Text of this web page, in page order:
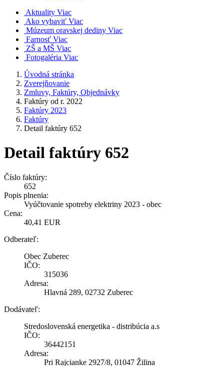
Aktuality Viac
Ako vybaviť Viac
Múzeum oravskej dediny Viac
Farnosť Viac
ZŠ a MŠ Viac
Fotogaléria Viac
Úvodná stránka
Zverejňovanie
Zmluvy, Faktúry, Objednávky
Faktúry od r. 2022
Faktúry 2023
Faktúry
Detail faktúry 652
Detail faktúry 652
Číslo faktúry:
652
Popis plnenia:
Vyúčtovanie spotreby elektriny 2023 - obec
Cena:
40,41 EUR
Odberateľ:
Obec Zuberec
IČO:
315036
Adresa:
Hlavná 289, 02732 Zuberec
Dodávateľ:
Stredoslovenská energetika - distribúcia a.s
IČO:
36442151
Adresa:
Pri Rajcianke 2927/8, 01047 Žilina